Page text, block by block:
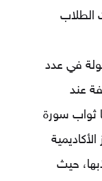
الطلاب
في عدد
عند
ثواب سورة
حيث